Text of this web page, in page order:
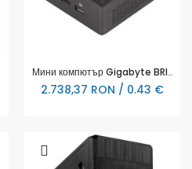
Мини компютър Gigabyte BRIX BRU5-225H, Intel Core Ultra 5 225H, 2 x SO-DIMM DDR5, 2 x M.2 SSD, Wi-Fi 7 + BT 5.4
2.738,37 RON / 0.43 €